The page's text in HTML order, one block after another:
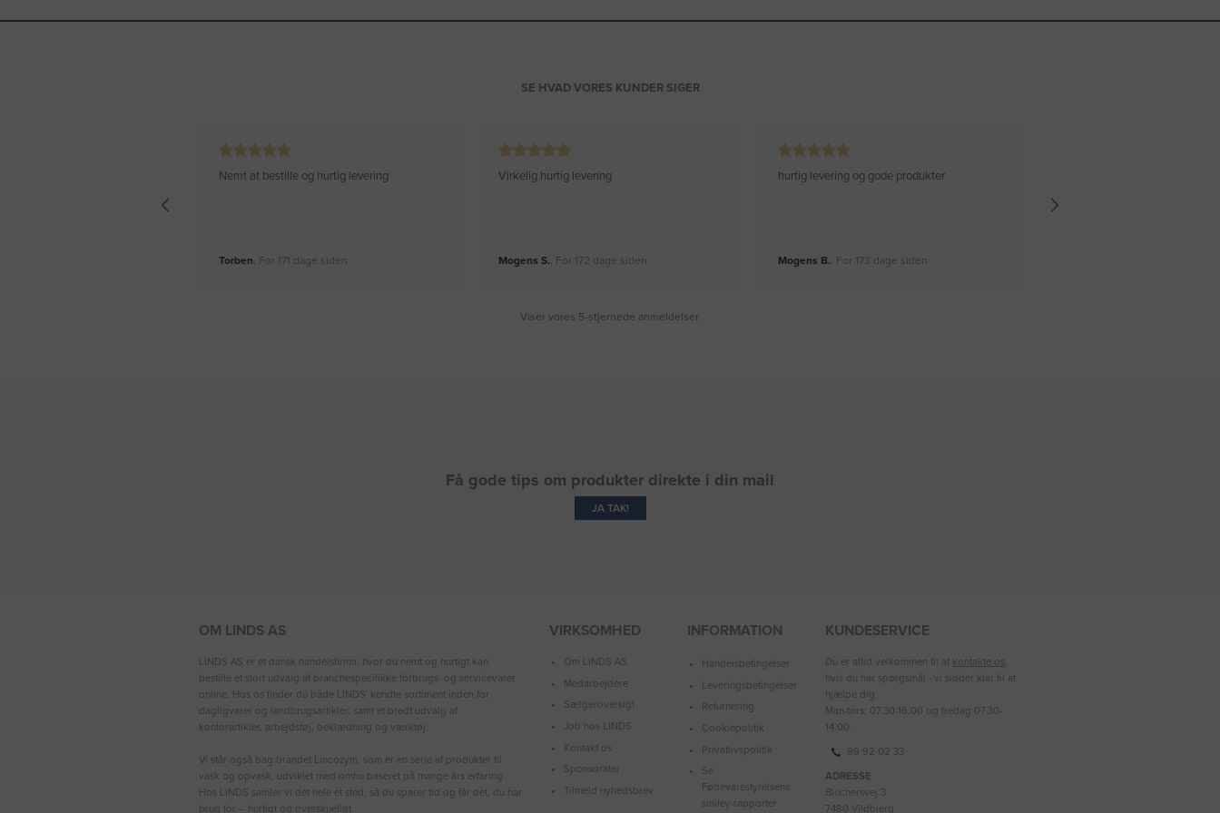
SE HVAD VORES KUNDER SIGER
Nemt at bestille og hurtig levering
Torben, For 171 dage siden
Virkelig hurtig levering
Mogens S., For 172 dage siden
hurtig levering og gode produkter
Mogens B., For 173 dage siden
Viser vores 5-stjernede anmeldelser.
Få gode tips om produkter direkte i din mail
JA TAK!
OM LINDS AS
LINDS AS er et dansk handelsfirma, hvor du nemt og hurtigt kan
bestille et stort udvalg af branchespecifikke forbrugs- og servicevarer
online. Hos os finder du både LINDS′ kendte sortiment inden for
dagligvarer og landbrugsartikler, samt et bredt udvalg af
kontorartikler, arbejdstøj, beklædning og værktøj.
Vi står også bag brandet Lincozym, som er en serie af produkter til
vask og opvask, udviklet med omhu baseret på mange års erfaring.
Hos LINDS samler vi det hele ét sted, så du sparer tid og får det, du har
brug for – hurtigt og overskueligt.
VIRKSOMHED
Om LINDS AS
Medarbejdere
Sælgeroversigt
Job hos LINDS
Kontakt os
Sponsorater
Tilmeld nyhedsbrev
INFORMATION
Handelsbetingelser
Leveringsbetingelser
Returnering
Cookiepolitik
Privatlivspolitik
Se
Fødevarestyrelsens
smiley-rapporter
KUNDESERVICE
Du er altid velkommen til at kontakte os,
hvis du har spørgsmål - vi sidder klar til at
hjælpe dig.
Man-tors: 07.30-16.00 og fredag 07.30-
14.00.
99 92 02 33
ADRESSE
Blüchersvej 3
7480 Vildbjerg